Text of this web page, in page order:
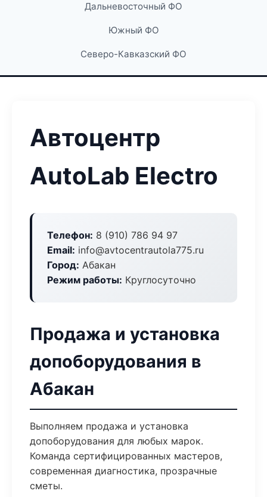
Дальневосточный ФО
Южный ФО
Северо-Кавказский ФО
Автоцентр
AutoLab Electro
Телефон: 8 (910) 786 94 97
Email: info@avtocentrautola775.ru
Город: Абакан
Режим работы: Круглосуточно
Продажа и установка
допоборудования в
Абакан
Выполняем продажа и установка
допоборудования для любых марок.
Команда сертифицированных мастеров,
современная диагностика, прозрачные
сметы.